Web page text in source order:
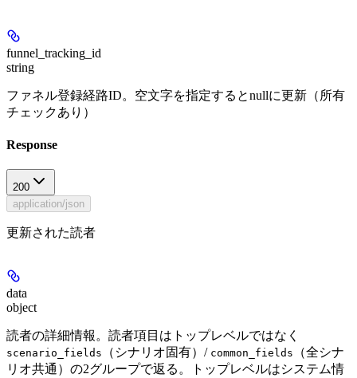
funnel_tracking_id
string
ファネル登録経路ID。空文字を指定するとnullに更新（所有
チェックあり）
Response
200
application/json
更新された読者
data
object
読者の詳細情報。読者項目はトップレベルではなく
scenario_fields （シナリオ固有）/ common_fields
（全シナ
リオ共通）の2グループで返る。トップレベルはシステム情